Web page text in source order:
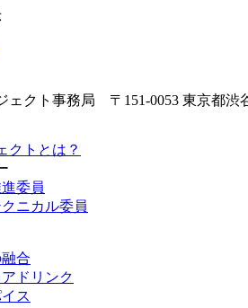
クトとは？
委員
ニカル委員
合
ドリンク
ス